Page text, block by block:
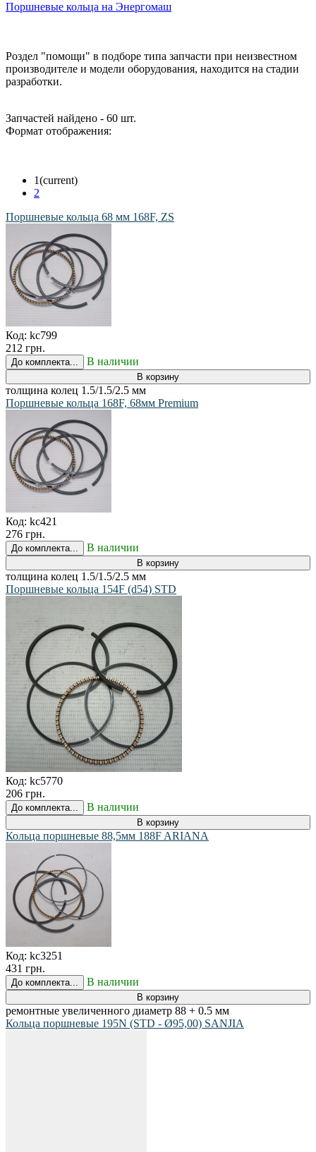
Поршневые кольца на Энергомаш
Роздел "помощи" в подборе типа запчасти при неизвестном
производителе и модели оборудования, находится на стадии
разработки.
Запчастей найдено - 60 шт.
Формат отображения:
1(current)
2
Поршневые кольца 68 мм 168F, ZS
Код: kc799
212 грн.
До комплекта... В наличии
В корзину
толщина колец 1.5/1.5/2.5 мм
Поршневые кольца 168F, 68мм Premium
Код: kc421
276 грн.
До комплекта... В наличии
В корзину
толщина колец 1.5/1.5/2.5 мм
Поршневые кольца 154F (d54) STD
Код: kc5770
206 грн.
До комплекта... В наличии
В корзину
Кольца поршневые 88,5мм 188F ARIANA
Код: kc3251
431 грн.
До комплекта... В наличии
В корзину
ремонтные увеличенного диаметр 88 + 0.5 мм
Кольца поршневые 195N (STD - Ø95,00) SANJIA